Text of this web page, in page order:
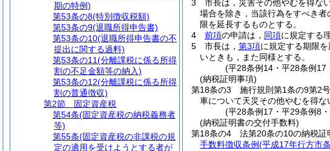
3
市長は，災害その他やむを得な
場合を除き，当該行為をすべき
限を延長するものとする。
4
前項の申請は， 同項に規定する
5
市長は， 第3項に規定する期限
いときも，また同様とする。
(平28条例14・平28条例17
(納税証明事項)
第18条の3
施行規則第1条の9第2
車について天災その他やむを得な
(平28条例17・平29条例8
(納税証明書の交付手数料)
第18条の4
法第20条の10の納税証
手数料徴収条例(平成17年行方市
期の特例)
第53条の8(特別徴収税額)
第53条の9(退職所得申告書)
第53条の10(退職所得申告書の不
提出に関する過料)
第53条の11(分離課税に係る所得
割の不足金額等の納入)
第53条の12(分離課税に係る所得
割の普通徴収)
第2節
固定資産税
第54条(固定資産税の納税義務者
等)
第55条(固定資産税の非課税の規
定の適用を受けようとする者が